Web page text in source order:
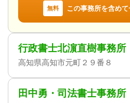
無料 この事務所を含め
行政書士北濵直樹事務所
高知県高知市元町２９番８
田中勇・司法書士事務所